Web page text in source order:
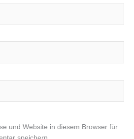
und Website in diesem Browser für